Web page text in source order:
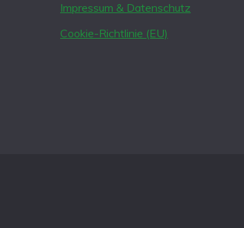
Impressum & Datenschutz
Cookie-Richtlinie (EU)